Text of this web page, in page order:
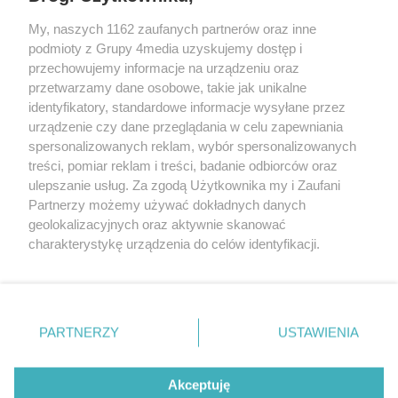
Redakcja Reklama Prywatność
Praca Łódź
the:protocol
Facebook.com
Youtube.com
My, naszych 1162 zaufanych partnerów oraz inne
podmioty z Grupy 4media uzyskujemy dostęp i
przechowujemy informacje na urządzeniu oraz
przetwarzamy dane osobowe, takie jak unikalne
identyfikatory, standardowe informacje wysyłane przez
urządzenie czy dane przeglądania w celu zapewniania
spersonalizowanych reklam, wybór spersonalizowanych
treści, pomiar reklam i treści, badanie odbiorców oraz
ulepszanie usług. Za zgodą Użytkownika my i Zaufani
Partnerzy możemy używać dokładnych danych
geolokalizacyjnych oraz aktywnie skanować
charakterystykę urządzenia do celów identyfikacji.
zmienić/wycofać klikając przycisk ustawień prywatności
znajdujący się w lewym dolnym rogu strony
. Niektóre
użytkownika, ale masz prawo sprzeciwić się takiemu
PARTNERZY USTAWIENIA
Akceptuję